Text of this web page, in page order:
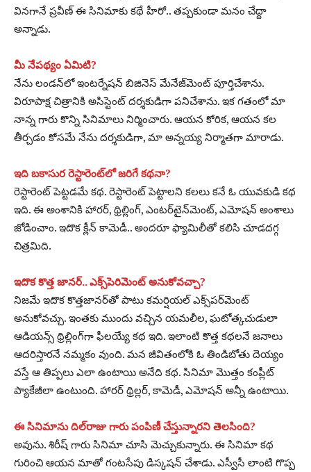
వినగానే ప్రవీణ్‌ ఈ సినిమాకు కథే హీరో.. తప్పకుండా మనం చేద్దా
అన్నాడు.
మీ నేపథ్యం ఏమిటి?
నేను లండన్‌లో ఇంటర్నేషన్‌ బిజినెస్‌ మేనేజ్‌మెంట్‌ పూర్తిచేశాను.
విరూపాక్ష చిత్రానికి అసిస్టెంట్‌ దర్శకుడిగా పనిచేశాను. ఇక గతంలో మా
నాన్న గారు కొన్ని సినిమాలు నిర్మించారు. ఆయన కోరిక, ఆయన కల
తీర్చడం కోసమే నేను దర్శకుడిగా, మా అన్నయ్య నిర్మాతగా మారాడు.
ఇది బకాసుర రెస్టారెంట్‌లో జరిగే కథనా?
రెస్టారెంట్‌ పెట్టడమే కథ. రెస్టారెంట్‌ పెట్టాలని కలలు కనే ఓ యువకుడి కథ
ఇది. ఈ అంశానికి హారర్‌, థ్రిల్లింగ్‌, ఎంటర్‌టైన్‌మెంట్‌, ఎమోషన్‌ అంశాలు
జోడించాం. ఇదొక క్లీన్‌ కామెడీ.. అందరూ ఫ్యామిలీతో కలిసి చూడదగ్గ
చిత్రమిది.
ఇదొక కొత్త జానర్‌.. ఎక్స్‌పెరిమెంట్‌ అనుకోవచ్చా?
నిజమే ఇదొక కొత్తజానర్‌తో పాటు కమర్షియల్‌ ఎక్స్‌పర్‌మెంట్‌
అనుకోవచ్చు. ఇంతకు ముందు వచ్చిన యమలీల, ఘటోత్కచుడులా
ఆడియన్స్‌ థ్రిల్లింగ్‌గా ఫీలయ్యే కథ ఇది. ఇలాంటి కొత్త కథలనే జనాలు
ఆదరిస్తారనే నమ్మకం వుంది. మన జీవితంలోకి ఓ తిండిబోతు దెయ్యం
వస్తే ఆ తిప్పలు ఎలా ఉంటాయి అనేది కథ. సినిమా మొత్తం కంప్లీట్‌
ప్యాకేజీలా ఉంటుంది. హారర్‌ థ్రిల్లర్‌, కామెడీ, ఎమోషన్‌ అన్నీ ఉంటాయి.
ఈ సినిమాను దిల్‌రాజు గారు పంపిణీ చేస్తున్నారని తెలసింది?
అవును. శిరీష్‌ గారు సినిమా చూసి మెచ్చుకున్నారు. ఈ సినిమా కథ
గురించి ఆయన మాతో గంటసేపు డిస్కషన్‌ చేశాడు. ఎస్వీసీ లాంటి గొప్ప